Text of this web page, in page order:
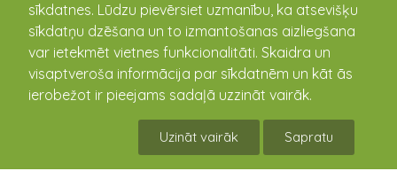
sīkdatnes. Lūdzu pievērsiet uzmanību, ka atsevišķu
sīkdatņu dzēšana un to izmantošanas aizliegšana
var ietekmēt vietnes funkcionalitāti. Skaidra un
visaptveroša informācija par sīkdatnēm un kāt ās
ierobežot ir pieejams sadaļā uzzināt vairāk.
Uzināt vairāk Sapratu
Ligitas Strazdiņas gleznu
28.10.2020 - 30.11.2020